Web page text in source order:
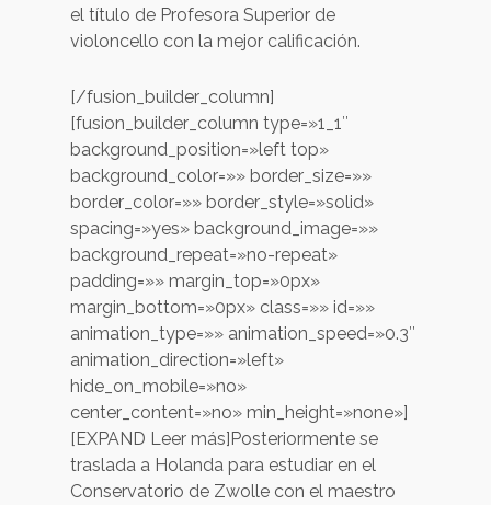
el título de Profesora Superior de
violoncello con la mejor calificación.
[/fusion_builder_column]
[fusion_builder_column type=»1_1″
background_position=»left top»
background_color=»» border_size=»»
border_color=»» border_style=»solid»
spacing=»yes» background_image=»»
background_repeat=»no-repeat»
padding=»» margin_top=»0px»
margin_bottom=»0px» class=»» id=»»
animation_type=»» animation_speed=»0.3″
animation_direction=»left»
hide_on_mobile=»no»
center_content=»no» min_height=»none»]
[EXPAND Leer más]Posteriormente se
traslada a Holanda para estudiar en el
Conservatorio de Zwolle con el maestro